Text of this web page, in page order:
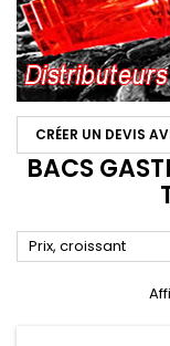
CRÉER UN DEVIS
BACS
Prix, croissant